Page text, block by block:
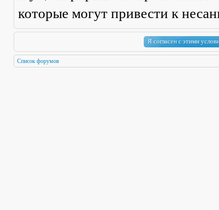
которые могут привести к
Список форумов